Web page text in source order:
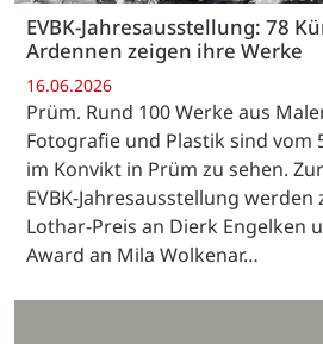
EVBK-Jahresausstellung: 78
Ardennen zeigen ihre Werke
16.06.2026
Prüm. Rund 100 Werke aus
Fotografie und Plastik sind vom
im Konvikt in Prüm zu sehen.
EVBK-Jahresausstellung
Lothar-Preis an Dierk Engelken
Award an Mila Wolkenar…